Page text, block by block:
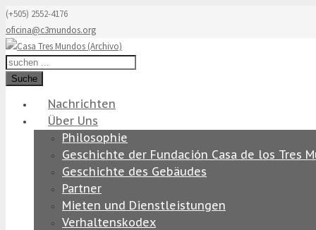
(+505) 2552-4176
oficina@c3mundos.org
Suche
Nachrichten
Über Uns
Philosophie
Geschichte der Fundación Casa de los Tres
Geschichte des Gebäudes
Partner
Mieten und Dienstleistungen
Verhaltenskodex